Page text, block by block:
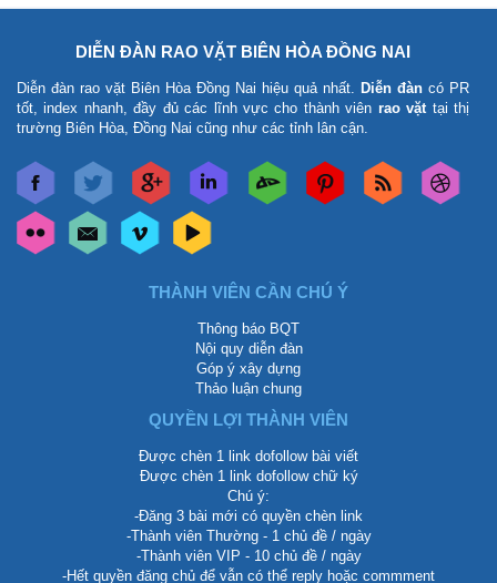
DIỄN ĐÀN RAO VẶT BIÊN HÒA ĐỒNG NAI
Diễn đàn rao vặt Biên Hòa Đồng Nai hiệu quả nhất. Diễn đàn có PR
tốt, index nhanh, đầy đủ các lĩnh vực cho thành viên rao vặt tại thị
trường Biên Hòa, Đồng Nai cũng như các tỉnh lân cận.
THÀNH VIÊN CẦN CHÚ Ý
Thông báo BQT
Nội quy diễn đàn
Góp ý xây dựng
Thảo luận chung
QUYỀN LỢI THÀNH VIÊN
Được chèn 1 link dofollow bài viết
Được chèn 1 link dofollow chữ ký
Chú ý:
-Đăng 3 bài mới có quyền chèn link
-Thành viên Thường - 1 chủ đề / ngày
-Thành viên VIP - 10 chủ đề / ngày
-Hết quyền đăng chủ để vẫn có thể reply hoặc commment